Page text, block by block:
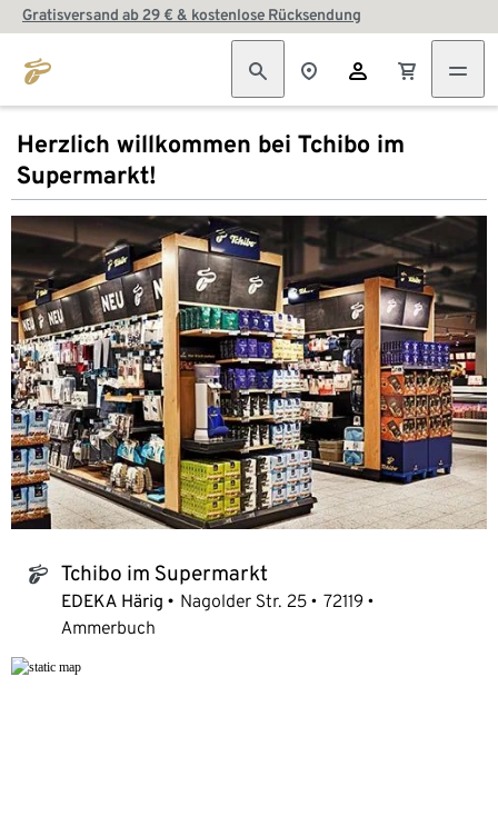
Gratisversand ab 29 € & kostenlose Rücksendung
Herzlich willkommen bei Tchibo im
Supermarkt!
tchibo_logo Tchibo im Supermarkt
EDEKA Härig Nagolder Str. 25
72119
Ammerbuch